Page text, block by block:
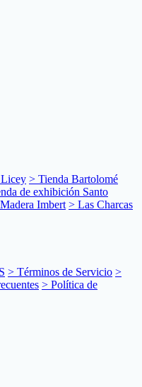
Licey > Tienda Bartolomé
de exhibición Santo
Imbert > Las Charcas
> Términos de Servicio >
> Política de